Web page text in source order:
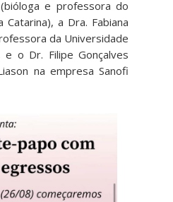
e professora do
a Dra. Fabiana
da Universidade
o Dr. Filipe Gonçalves
na empresa Sanofi